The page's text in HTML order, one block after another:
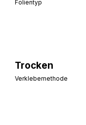
Folientyp
Trocken
Verklebemethode